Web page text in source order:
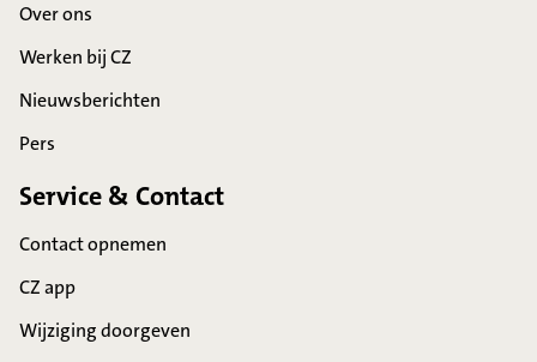
Over ons
Werken bij CZ
Nieuwsberichten
Pers
Service & Contact
Contact opnemen
CZ app
Wijziging doorgeven